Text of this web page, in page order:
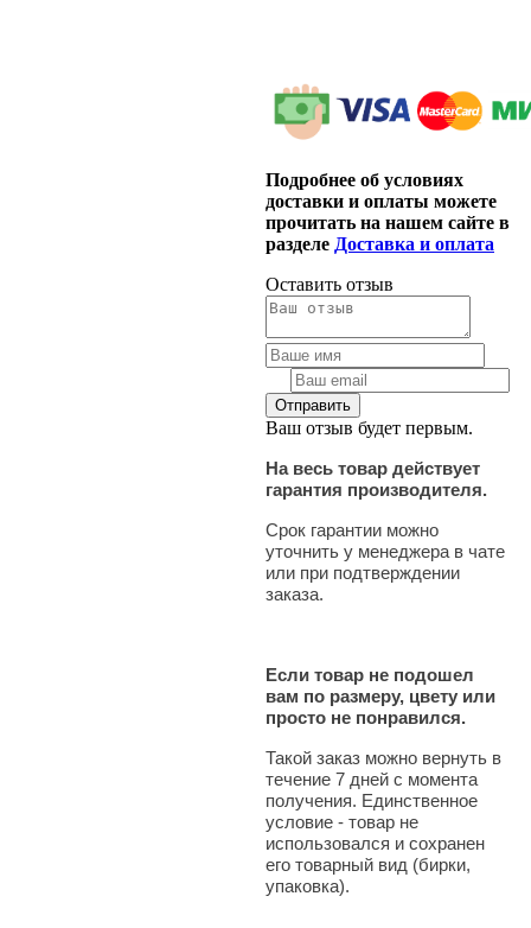
Подробнее об условиях
доставки и оплаты можете
прочитать на нашем сайте в
разделе Доставка и оплата
Оставить отзыв
Ваш отзыв будет первым.
На весь товар действует
гарантия производителя.
Срок гарантии можно
уточнить у менеджера в чате
или при подтверждении
заказа.
Если товар не подошел
вам по размеру, цвету или
просто не понравился.
Такой заказ можно вернуть в
течение 7 дней с момента
получения. Единственное
условие - товар не
использовался и сохранен
его товарный вид (бирки,
упаковка).